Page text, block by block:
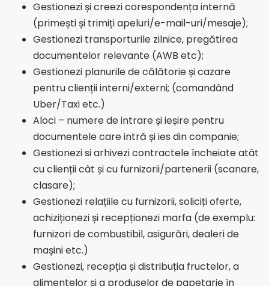
Gestionezi și creezi corespondența internă
(primești și trimiți apeluri/e-mail-uri/mesaje);
Gestionezi transporturile zilnice, pregătirea
documentelor relevante (AWB etc);
Gestionezi planurile de călătorie și cazare
pentru clienții interni/externi; (comandând
Uber/Taxi etc.)
Aloci – numere de intrare și ieșire pentru
documentele care intră și ies din companie;
Gestionezi si arhivezi contractele încheiate atât
cu clienții cât și cu furnizorii/partenerii (scanare,
clasare);
Gestionezi relațiile cu furnizorii, soliciți oferte,
achiziționezi și recepționezi marfa (de exemplu:
furnizori de combustibil, asigurări, dealeri de
mașini etc.)
Gestionezi, recepția și distribuția fructelor, a
alimentelor și a produselor de papetarie în